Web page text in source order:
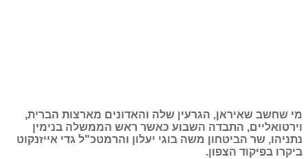
מי שחשב שאיראן, הגרעין שלה והאדונים מארצות הברית,
וירטואליים, התבדה השבוע כאשר ראש הממשלה בנימין
נתניהו, שר הביטחון משה בוגי יעלון והרמטכ"ל גדי אייזנקוט
ביקרו בפיקוד הצפון.